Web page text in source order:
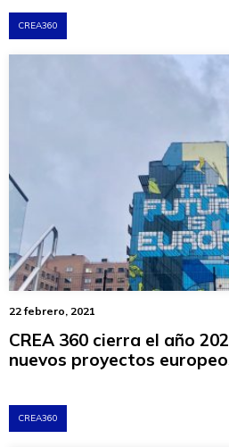
CREA360
22 febrero, 2021
CREA 360 cierra el año
nuevos proyectos
CREA360